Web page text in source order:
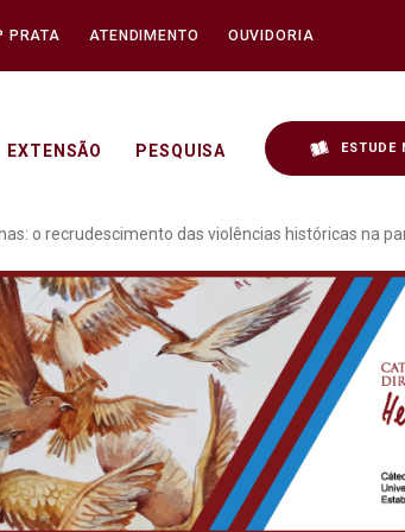
PRATA ATENDIMENTO OUVIDORIA
EXTENSÃO PESQUISA ESTUDE
com o
o recrudescimento das violências históricas na